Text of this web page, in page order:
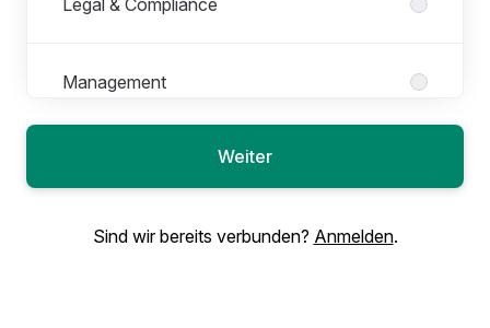
Management
Partner Management & PR
Weiter
Sind wir bereits verbunden? Anmelden.